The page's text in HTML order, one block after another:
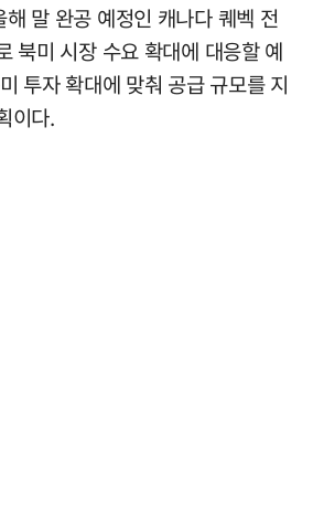
말 완공 예정인 캐나다 퀘벡 전
북미 시장 수요 확대에 대응할 예
투자 확대에 맞춰 공급 규모를 지
이다.